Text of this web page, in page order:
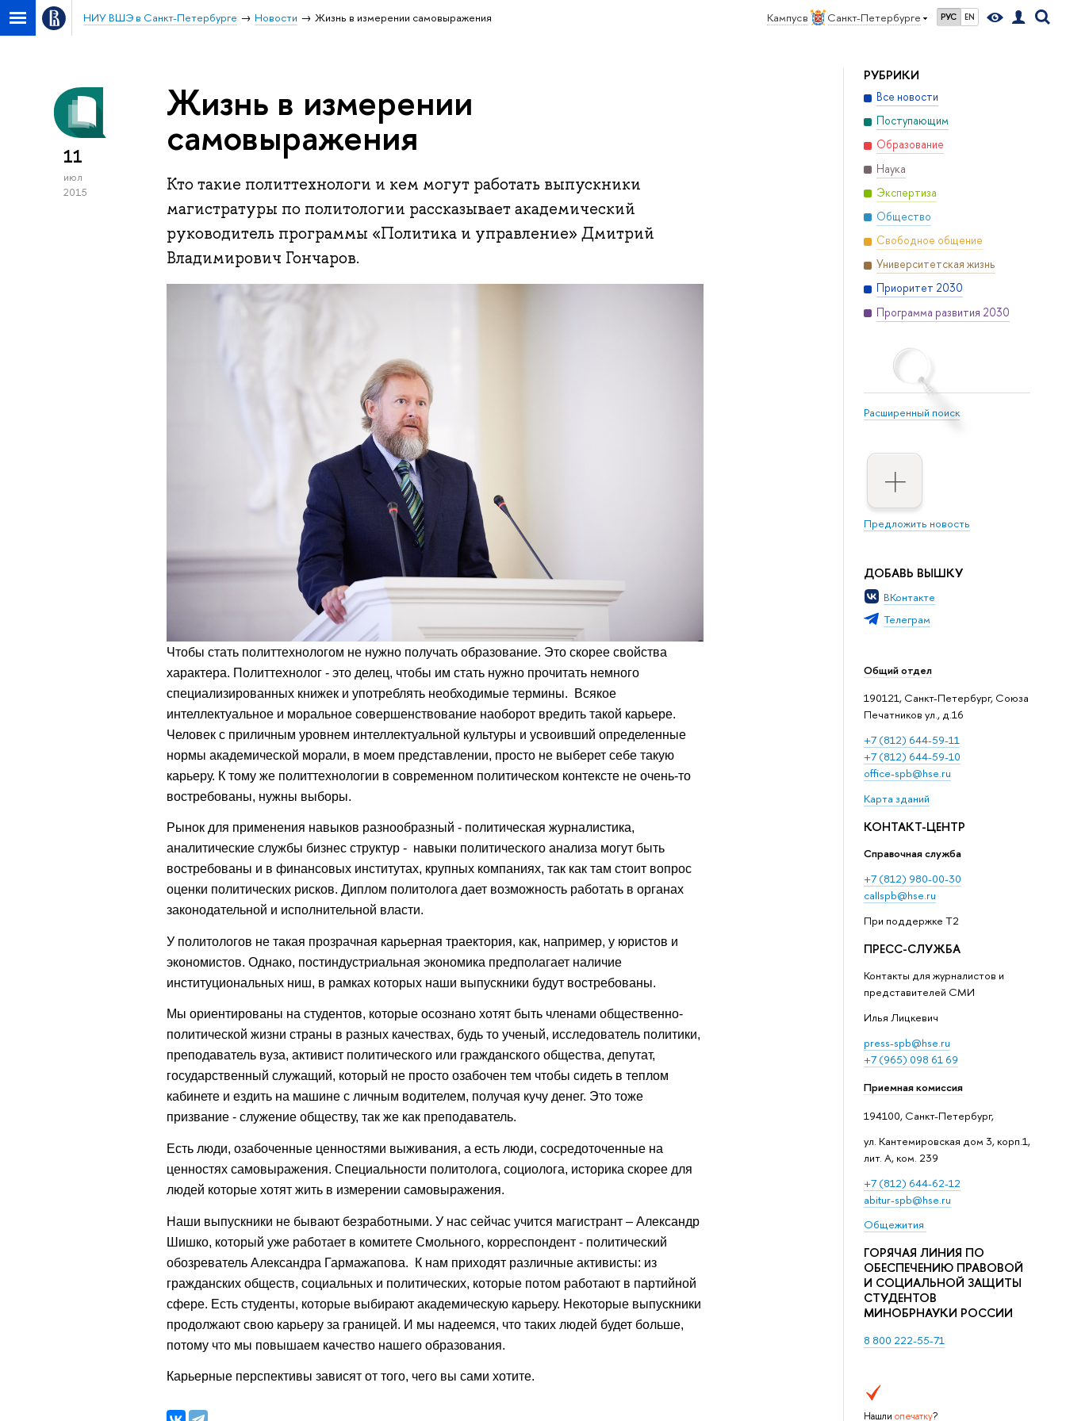
Кампус в Санкт-Петербурге РУС EN
НИУ ВШЭ в Санкт-Петербурге Новости Жизнь в измерении самовыражения
РУБРИКИ
Все новости
Поступающим
Образование
Наука
Экспертиза
Общество
Свободное общение
Университетская жизнь
Приоритет 2030
Программа развития 2030
Расширенный поиск
Предложить новость
ДОБАВЬ ВЫШКУ
ВКонтакте
Телеграм
Общий отдел
190121, Санкт-Петербург, Союза
Печатников ул., д.16
+7 (812) 644-59-11
+7 (812) 644-59-10
office-spb@hse.ru
Карта зданий
КОНТАКТ-ЦЕНТР
Справочная служба
+7 (812) 980-00-30
callspb@hse.ru
При поддержке T2
ПРЕСС-СЛУЖБА
Контакты для журналистов и
представителей СМИ
Илья Лицкевич
press-spb@hse.ru
+7 (965) 098 61 69
Приемная комиссия
194100, Санкт-Петербург,
ул. Кантемировская дом 3, корп.1,
лит. А, ком. 239
+7 (812) 644-62-12
abitur-spb@hse.ru
Общежития
ГОРЯЧАЯ ЛИНИЯ ПО
ОБЕСПЕЧЕНИЮ ПРАВОВОЙ
И СОЦИАЛЬНОЙ ЗАЩИТЫ
СТУДЕНТОВ
МИНОБРНАУКИ РОССИИ
8 800 222-55-71
Нашли опечатку?
11
июл
2015
Жизнь в измерении
самовыражения
Кто такие политтехнологи и кем могут работать выпускники
магистратуры по политологии рассказывает академический
руководитель программы «Политика и управление» Дмитрий
Владимирович Гончаров.
Чтобы стать политтехнологом не нужно получать образование. Это скорее свойства
характера. Политтехнолог - это делец, чтобы им стать нужно прочитать немного
специализированных книжек и употреблять необходимые термины. Всякое
интеллектуальное и моральное совершенствование наоборот вредить такой карьере.
Человек с приличным уровнем интеллектуальной культуры и усвоивший определенные
нормы академической морали, в моем представлении, просто не выберет себе такую
карьеру. К тому же политтехнологии в современном политическом контексте не очень-то
востребованы, нужны выборы.
Рынок для применения навыков разнообразный - политическая журналистика,
аналитические службы бизнес структур - навыки политического анализа могут быть
востребованы и в финансовых институтах, крупных компаниях, так как там стоит вопрос
оценки политических рисков. Диплом политолога дает возможность работать в органах
законодательной и исполнительной власти.
У политологов не такая прозрачная карьерная траектория, как, например, у юристов и
экономистов. Однако, постиндустриальная экономика предполагает наличие
институциональных ниш, в рамках которых наши выпускники будут востребованы.
Мы ориентированы на студентов, которые осознано хотят быть членами общественно-
политической жизни страны в разных качествах, будь то ученый, исследователь политики,
преподаватель вуза, активист политического или гражданского общества, депутат,
государственный служащий, который не просто озабочен тем чтобы сидеть в теплом
кабинете и ездить на машине с личным водителем, получая кучу денег. Это тоже
призвание - служение обществу, так же как преподаватель.
Есть люди, озабоченные ценностями выживания, а есть люди, сосредоточенные на
ценностях самовыражения. Специальности политолога, социолога, историка скорее для
людей которые хотят жить в измерении самовыражения.
Наши выпускники не бывают безработными. У нас сейчас учится магистрант – Александр
Шишко, который уже работает в комитете Смольного, корреспондент - политический
обозреватель Александра Гармажапова. К нам приходят различные активисты: из
гражданских обществ, социальных и политических, которые потом работают в партийной
сфере. Есть студенты, которые выбирают академическую карьеру. Некоторые выпускники
продолжают свою карьеру за границей. И мы надеемся, что таких людей будет больше,
потому что мы повышаем качество нашего образования.
Карьерные перспективы зависят от того, чего вы сами хотите.